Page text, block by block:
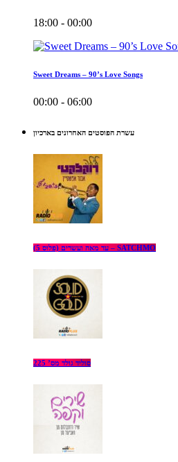
18:00 - 00:00
Sweet Dreams – 90’s Love Songs
00:00 - 06:00
עשרת הפוסטים האחרונים בארכיון
עד מאה ועשרים (פלוס 5) – SATCHMO
סוליד גולד מס’ 225